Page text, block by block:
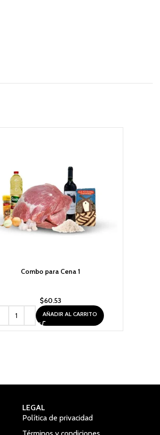
Combo para Cena 1
$60.53
AÑADIR AL CARRITO
LEGAL
Política de privacidad
Términos y condiciones